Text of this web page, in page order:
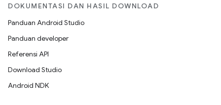
DOKUMENTASI DAN HASIL DOWNLOAD
Panduan Android Studio
Panduan developer
Referensi API
Download Studio
Android NDK